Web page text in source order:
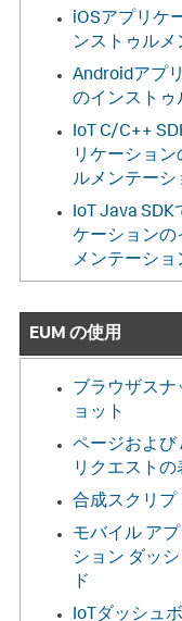
iOSアプリケ
ンストゥルメ
Androidアプ
のインストゥ
IoT C/C++
リケーション
ルメンテーシ
IoT Java SDK
ケーションの
メンテーショ
EUM の使用
ブラウザスナ
ョット
ページおよび
リクエストの
合成スクリプ
モバイル ア
ション ダッ
ド
IoTダッシュ